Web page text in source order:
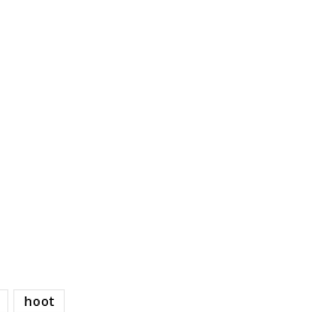
hoot